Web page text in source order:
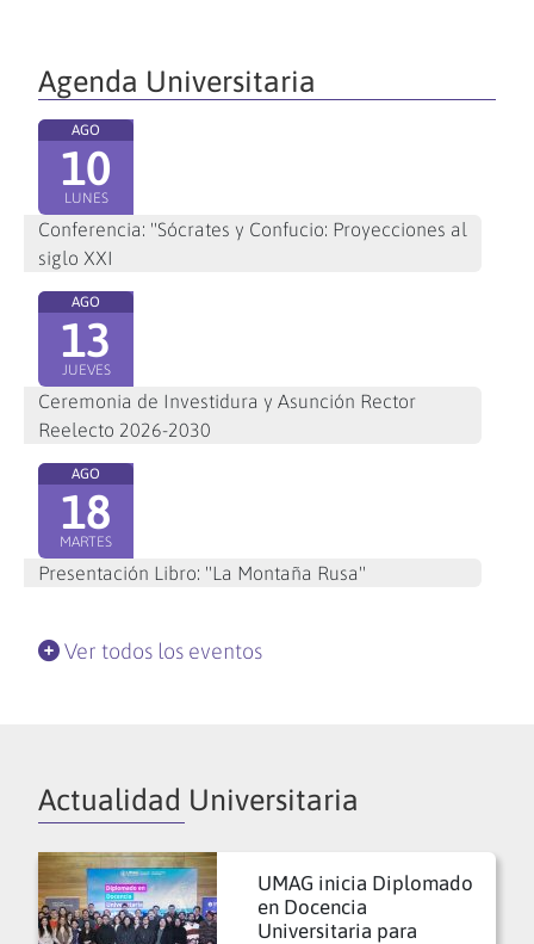
Agenda Universitaria
AGO
10
LUNES
Conferencia: "Sócrates y Confucio: Proyecciones al
siglo XXI
AGO
13
JUEVES
Ceremonia de Investidura y Asunción Rector
Reelecto 2026-2030
AGO
18
MARTES
Presentación Libro: "La Montaña Rusa"
Ver todos los eventos
Actualidad Universitaria
UMAG inicia Diplomado
en Docencia
Universitaria para